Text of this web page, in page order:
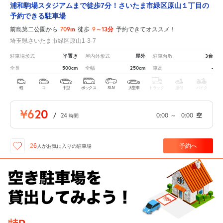
浦和駒場スタジアムまで徒歩7分！さいたま市緑区原山１丁目の
予約できる駐車場
前島第二公園から 709m 徒歩 9～13分 予約できてオススメ！
埼玉県さいたま市緑区原山1-3-7
駐車場形式 平置き 屋内外形式 屋外 駐車台数 3台
全長 500cm 全幅 250cm 車高 -
軽 コ 中型 ボックス SUV 大型車 トラック 原付 バイク
¥620 / 24 時間 0:00 ～ 0:00 空
26 人がお気に入りの駐車場 予約へ